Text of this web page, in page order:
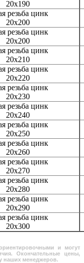
20x190
резьба цинк
20x200
резьба цинк
20x200
резьба цинк
20x210
резьба цинк
20x220
резьба цинк
20x230
резьба цинк
20x240
резьба цинк
20x250
резьба цинк
20x260
резьба цинк
20x270
резьба цинк
20x280
резьба цинк
20x290
резьба цинк
20x300
и могут
Окончательные цены,
наших менеджеров.